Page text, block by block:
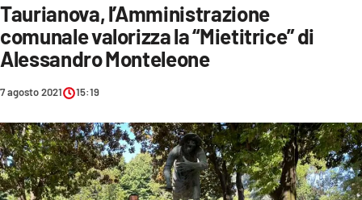
CRONACA
SANITÀ
AMBIENTE
SOCIETÀ
CULTURA
Taurianova, l’Amministrazione
comunale valorizza la “Mietitrice” di
Alessandro Monteleone
7 agosto 2021 15:19